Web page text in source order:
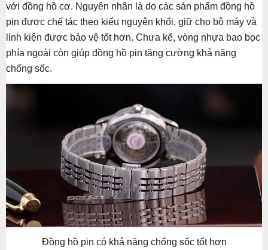
với đồng hồ cơ. Nguyên nhân là do các sản phẩm đồng hồ
pin được chế tác theo kiểu nguyên khối, giữ cho bộ máy và
linh kiện được bảo vệ tốt hơn. Chưa kể, vòng nhựa bao bọc
phía ngoài còn giúp đồng hồ pin tăng cường khả năng
chống sốc.
Đồng hồ pin có khả năng chống sốc tốt hơn